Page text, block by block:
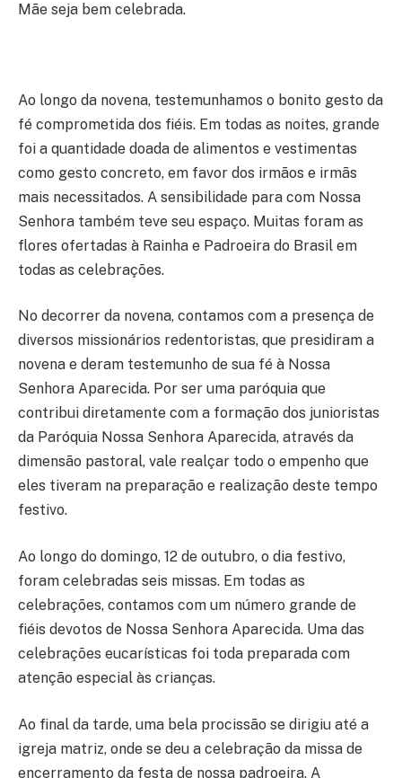
Mãe seja bem celebrada.
Ao longo da novena, testemunhamos o bonito gesto da
fé comprometida dos fiéis. Em todas as noites, grande
foi a quantidade doada de alimentos e vestimentas
como gesto concreto, em favor dos irmãos e irmãs
mais necessitados. A sensibilidade para com Nossa
Senhora também teve seu espaço. Muitas foram as
flores ofertadas à Rainha e Padroeira do Brasil em
todas as celebrações.
No decorrer da novena, contamos com a presença de
diversos missionários redentoristas, que presidiram a
novena e deram testemunho de sua fé à Nossa
Senhora Aparecida. Por ser uma paróquia que
contribui diretamente com a formação dos junioristas
da Paróquia Nossa Senhora Aparecida, através da
dimensão pastoral, vale realçar todo o empenho que
eles tiveram na preparação e realização deste tempo
festivo.
Ao longo do domingo, 12 de outubro, o dia festivo,
foram celebradas seis missas. Em todas as
celebrações, contamos com um número grande de
fiéis devotos de Nossa Senhora Aparecida. Uma das
celebrações eucarísticas foi toda preparada com
atenção especial às crianças.
Ao final da tarde, uma bela procissão se dirigiu até a
igreja matriz, onde se deu a celebração da missa de
encerramento da festa de nossa padroeira. A